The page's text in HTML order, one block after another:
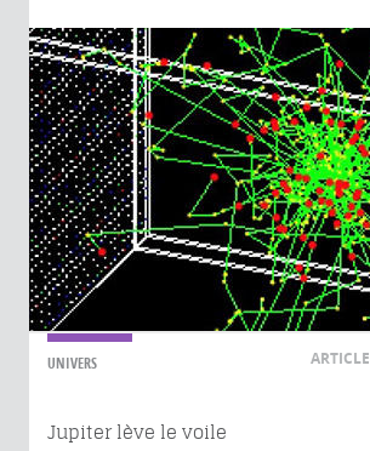
UNIVERS ARTICLE
Jupiter lève le voile